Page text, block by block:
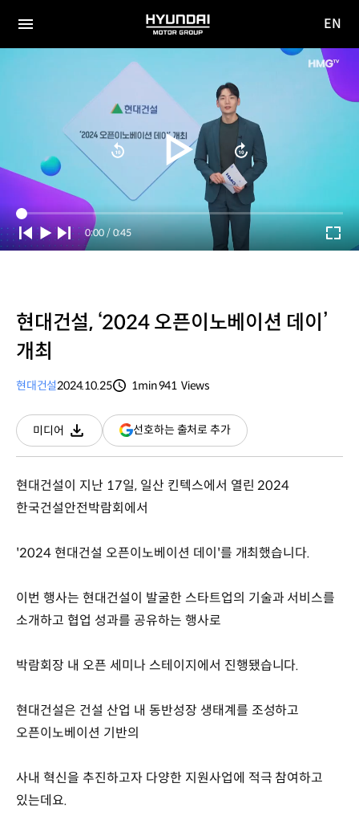
전체
HYUNDAI
MOTOR
사이
이동
EN
Current
Time
0:00 / Duration
0:45
현대건설, ‘2024 오픈이노베이션 데이’
개최
현대건설2024.10.25
1min941 Views
미디어
다운로드
선호하는 출처로 추가(새
창
현대건설이 지난 17일, 일산 킨텍스에서 열린 2024
한국건설안전박람회에서
'2024 현대건설 오픈이노베이션 데이'를 개최했습니다.
이번 행사는 현대건설이 발굴한 스타트업의 기술과 서비스를
소개하고 협업 성과를 공유하는 행사로
박람회장 내 오픈 세미나 스테이지에서 진행됐습니다.
현대건설은 건설 산업 내 동반성장 생태계를 조성하고
오픈이노베이션 기반의
사내 혁신을 추진하고자 다양한 지원사업에 적극 참여하고
있는데요.